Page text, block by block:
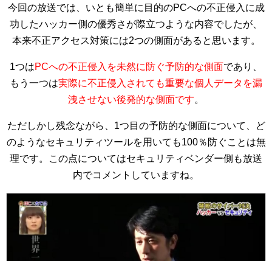
今回の放送では、いとも簡単に目的のPCへの不正侵入に成
功したハッカー側の優秀さが際立つような内容でしたが、
本来不正アクセス対策には2つの側面があると思います。
1つはPCへの不正侵入を未然に防ぐ予防的な側面であり、
もう一つは実際に不正侵入されても重要な個人データを漏
洩させない後発的な側面です。
ただしかし残念ながら、1つ目の予防的な側面について、ど
のようなセキュリティツールを用いても100％防ぐことは無
理です。この点についてはセキュリティベンダー側も放送
内でコメントしていますね。